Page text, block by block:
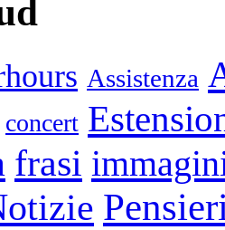
Assistenza
concert
frasi